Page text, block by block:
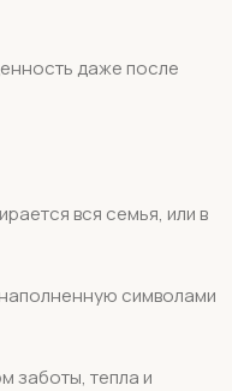
даже после
вся семья, или в
символами
заботы, тепла и